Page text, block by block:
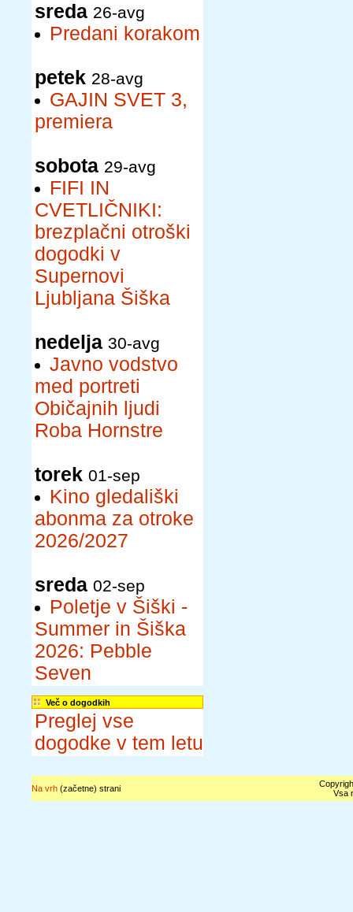
sreda 26-avg
Predani korakom
petek 28-avg
GAJIN SVET 3,
premiera
sobota 29-avg
FIFI IN
CVETLIČNIKI:
brezplačni otroški
dogodki v
Supernovi
Ljubljana Šiška
nedelja 30-avg
Javno vodstvo
med portreti
Običajnih ljudi
Roba Hornstre
torek 01-sep
Kino gledališki
abonma za otroke
2026/2027
sreda 02-sep
Poletje v Šiški -
Summer in Šiška
2026: Pebble
Seven
Več o dogodkih
Preglej vse
dogodke v tem letu
Na vrh(začetne) strani
Vsa